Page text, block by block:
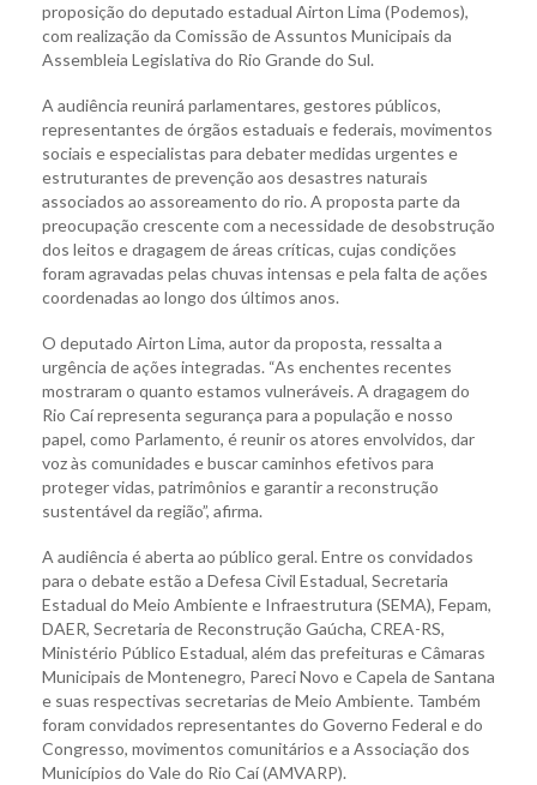
proposição do deputado estadual Airton Lima (Podemos),
com realização da Comissão de Assuntos Municipais da
Assembleia Legislativa do Rio Grande do Sul.
A audiência reunirá parlamentares, gestores públicos,
representantes de órgãos estaduais e federais, movimentos
sociais e especialistas para debater medidas urgentes e
estruturantes de prevenção aos desastres naturais
associados ao assoreamento do rio. A proposta parte da
preocupação crescente com a necessidade de desobstrução
dos leitos e dragagem de áreas críticas, cujas condições
foram agravadas pelas chuvas intensas e pela falta de ações
coordenadas ao longo dos últimos anos.
O deputado Airton Lima, autor da proposta, ressalta a
urgência de ações integradas. “As enchentes recentes
mostraram o quanto estamos vulneráveis. A dragagem do
Rio Caí representa segurança para a população e nosso
papel, como Parlamento, é reunir os atores envolvidos, dar
voz às comunidades e buscar caminhos efetivos para
proteger vidas, patrimônios e garantir a reconstrução
sustentável da região”, afirma.
A audiência é aberta ao público geral. Entre os convidados
para o debate estão a Defesa Civil Estadual, Secretaria
Estadual do Meio Ambiente e Infraestrutura (SEMA), Fepam,
DAER, Secretaria de Reconstrução Gaúcha, CREA-RS,
Ministério Público Estadual, além das prefeituras e Câmaras
Municipais de Montenegro, Pareci Novo e Capela de Santana
e suas respectivas secretarias de Meio Ambiente. Também
foram convidados representantes do Governo Federal e do
Congresso, movimentos comunitários e a Associação dos
Municípios do Vale do Rio Caí (AMVARP).